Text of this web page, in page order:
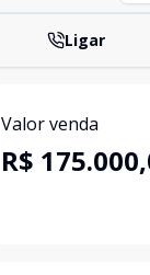
Ligar
Valor venda
R$